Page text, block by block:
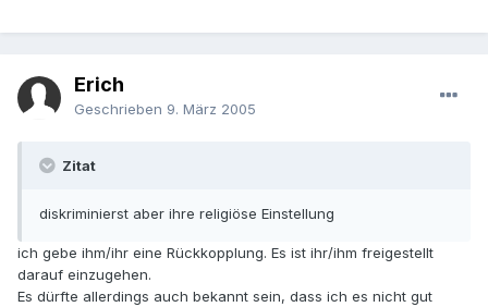
Erich
Geschrieben 9. März 2005
Zitat
diskriminierst aber ihre religiöse Einstellung
ich gebe ihm/ihr eine Rückkopplung. Es ist ihr/ihm freigestellt
darauf einzugehen.
Es dürfte allerdings auch bekannt sein, dass ich es nicht gut